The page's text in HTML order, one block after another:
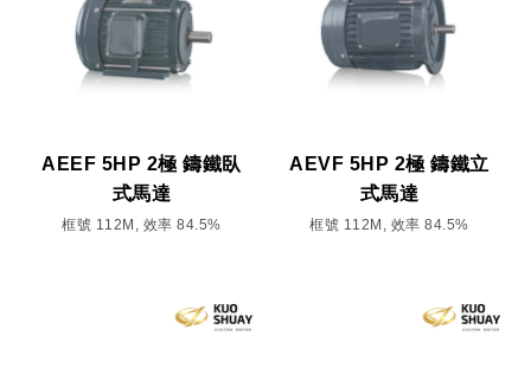
AEEF 5HP 2極 鑄鐵臥
式馬達
框號 112M, 效率 84.5%
AEVF 5HP 2極 鑄鐵立
式馬達
框號 112M, 效率 84.5%